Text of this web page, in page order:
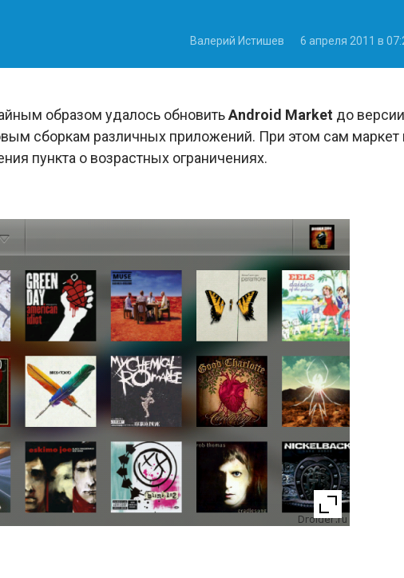
Валерий Истишев 6 апреля 2011 в
образом удалось обновитьAndroid Marketдо версии
сборкам различных приложений. При этом сам маркет
пункта о возрастных ограничениях.